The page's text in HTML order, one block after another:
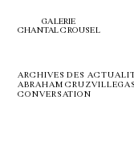
GALERIE
CHANTAL CROUSEL
ARCHIVES DES
ABRAHAM
CONVERSATION